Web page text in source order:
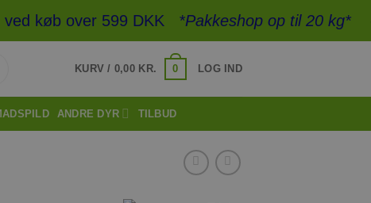
køb over 599 DKK*Pakkeshop op til 20 kg* -
KURV / 0,00 KR. 0 LOG IND
ANDRE DYR TILBUD